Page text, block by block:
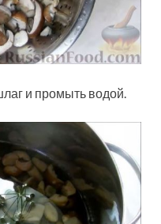
и промыть водой.